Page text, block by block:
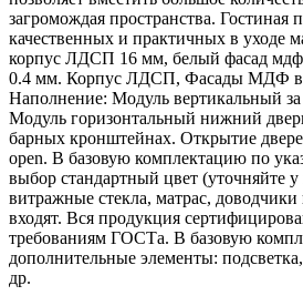
загромождая пространства. Гостиная
качественных и практичных в уходе
корпус ЛДСП 16 мм, белый фасад
0.4 мм. Корпус ЛДСП, Фасады МДФ
Наполнение: Модуль вертикальный
Модуль горизонтальный нижний
барных кронштейнах. Открытие
open. В базовую комплектацию по
выбор стандартный цвет (уточняйте
витражные стекла, матрас,
входят. Вся продукция
требованиям ГОСТа. В базовую
дополнительные элементы:
др.